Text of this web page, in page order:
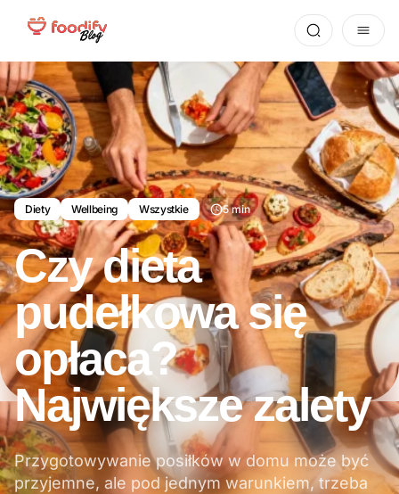
Diety Wellbeing Wszystkie 5 min
Czy dieta
pudełkowa się
opłaca?
Największe zalety
Przygotowywanie posiłków w domu może być
przyjemne, ale pod jednym warunkiem, trzeba